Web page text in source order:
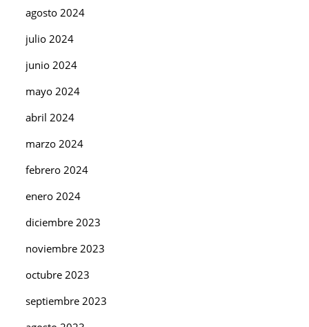
agosto 2024
julio 2024
junio 2024
mayo 2024
abril 2024
marzo 2024
febrero 2024
enero 2024
diciembre 2023
noviembre 2023
octubre 2023
septiembre 2023